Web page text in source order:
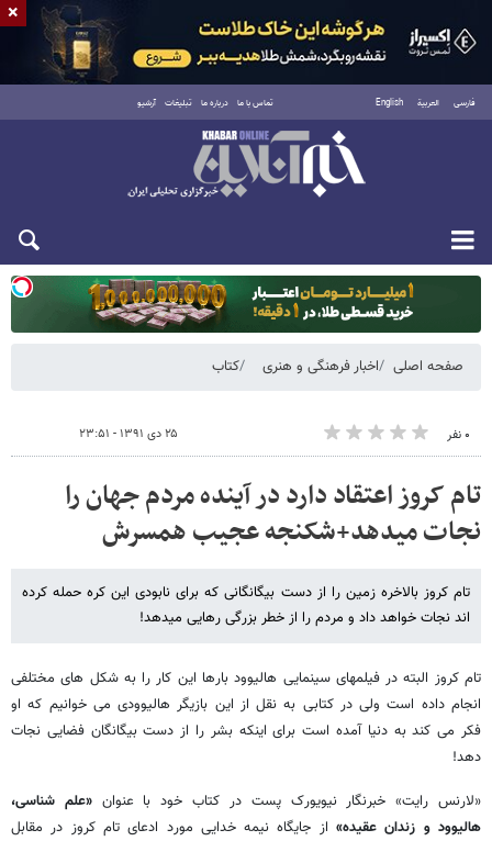
فارسی العربية English تماس با ما درباره ما تبلیغات آرشیو
یکشنبه ۱۸ مرداد ۱۴۰۵
صفحه اصلی اخبار فرهنگی و هنری کتاب
۰ نفر ۲۵ دی ۱۳۹۱ - ۲۳:۵۱
تام کروز اعتقاد دارد در آینده مردم جهان را
نجات می​دهد+شکنجه عجیب همسرش
تام کروز بالاخره زمین را از دست بیگانگانی که برای نابودی این کره حمله کرده
اند نجات خواهد داد و مردم را از خطر بزرگی رهایی می​دهد!
تام کروز البته در فیلمهای سینمایی هالیوود بارها این کار را به شکل های مختلفی
انجام داده است ولی در کتابی به نقل از این بازیگر هالیوودی می خوانیم که او
فکر می کند به دنیا آمده است برای اینکه بشر را از دست بیگانگان فضایی نجات
دهد!
«لارنس رایت» خبرنگار نیویورک پست در کتاب خود با عنوان«علم شناسی،
هالیوود و زندان عقیده»از جایگاه نیمه خدایی مورد ادعای تام کروز در مقابل
×